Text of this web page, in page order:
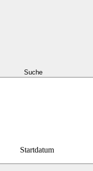
Suche
Startdatum